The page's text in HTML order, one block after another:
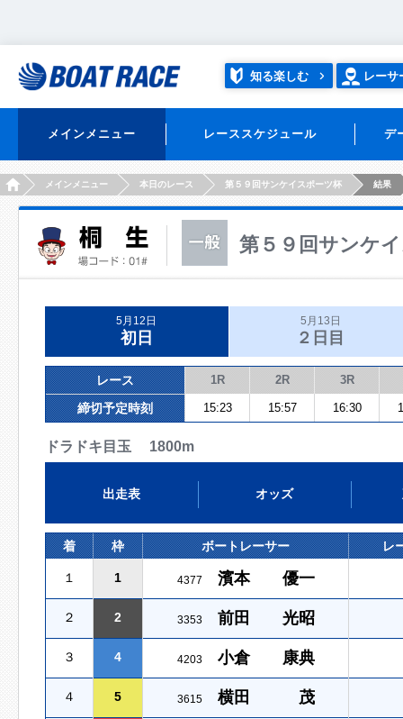
知る楽しむ レーサ
メインメニュー レーススケジュール デ
HOMEメインメニュー 本日のレース 第５９回サンケイスポーツ杯 結果
第５９回サンケ
5月12日
初日
5月13日
２日目
レース 1R 2R 3R
締切予定時刻 15:23 15:57 16:30
ドラドキ目玉 1800m
出走表 オッズ
着 枠 ボートレーサー レ
１ 1 4377 濱本 優一
２ 2 3353 前田 光昭
３ 4 4203 小倉 康典
４ 5 3615 横田 茂